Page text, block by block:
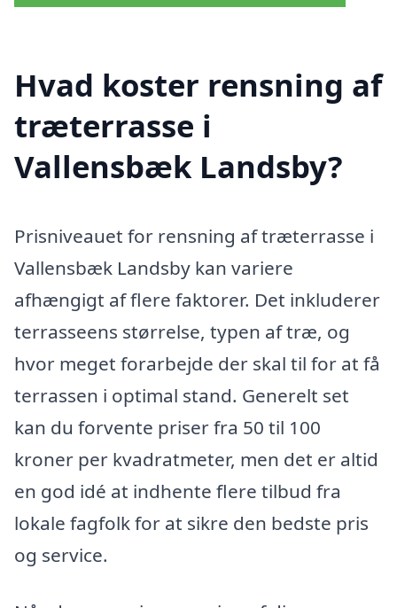
Hvad koster rensning af
træterrasse i
Vallensbæk Landsby?
Prisniveauet for rensning af træterrasse i
Vallensbæk Landsby kan variere
afhængigt af flere faktorer. Det inkluderer
terrasseens størrelse, typen af træ, og
hvor meget forarbejde der skal til for at få
terrassen i optimal stand. Generelt set
kan du forvente priser fra 50 til 100
kroner per kvadratmeter, men det er altid
en god idé at indhente flere tilbud fra
lokale fagfolk for at sikre den bedste pris
og service.